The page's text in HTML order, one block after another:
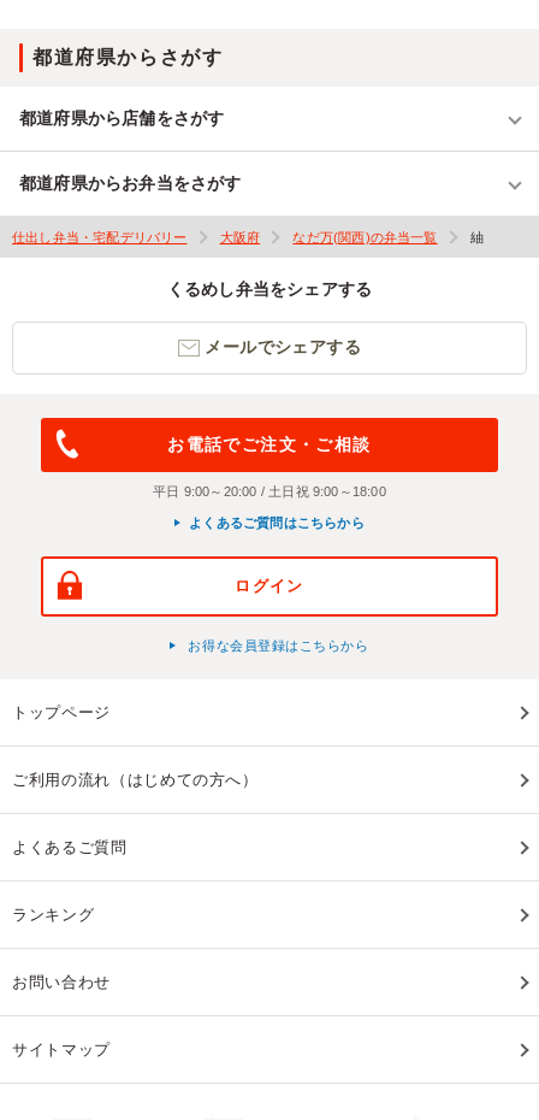
都道府県からさがす
都道府県から店舗をさがす
都道府県からお弁当をさがす
仕出し弁当・宅配デリバリー 大阪府 なだ万(関西)の弁当一覧 紬
くるめし弁当をシェアする
メールでシェアする
お電話でご注文・ご相談
平日 9:00～20:00 / 土日祝 9:00～18:00
よくあるご質問はこちらから
ログイン
お得な会員登録はこちらから
トップページ
ご利用の流れ（はじめての方へ）
よくあるご質問
ランキング
お問い合わせ
サイトマップ